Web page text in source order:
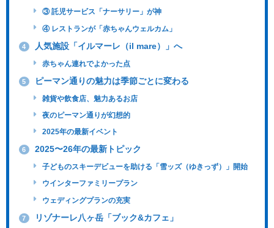
③ 託児サービス「ナーサリー」が神
④ レストランが「赤ちゃんウェルカム」
4 人気施設「イルマーレ（il mare）」へ
赤ちゃん連れでよかった点
5 ピーマン通りの魅力は季節ごとに変わる
雑貨や飲食店、魅力あるお店
夜のピーマン通りが幻想的
2025年の最新イベント
6 2025〜26年の最新トピック
子どものスキーデビューを助ける「雪ッズ（ゆきっず）」開始
ウインターファミリープラン
ウェディングプランの充実
7 リゾナーレ八ヶ岳「ブック&カフェ」